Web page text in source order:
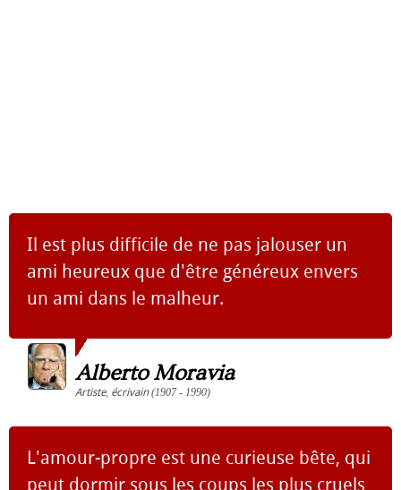
Il est plus difficile de ne pas jalouser un
ami heureux que d'être généreux envers
un ami dans le malheur.
Alberto Moravia
Artiste, écrivain(1907 - 1990)
L'amour-propre est une curieuse bête, qui
peut dormir sous les coups les plus cruels